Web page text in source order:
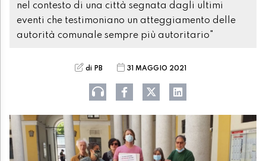
nel contesto di una città segnata dagli ultimi
eventi che testimoniano un atteggiamento delle
autorità comunale sempre più autoritario"
di PB 31 MAGGIO 2021